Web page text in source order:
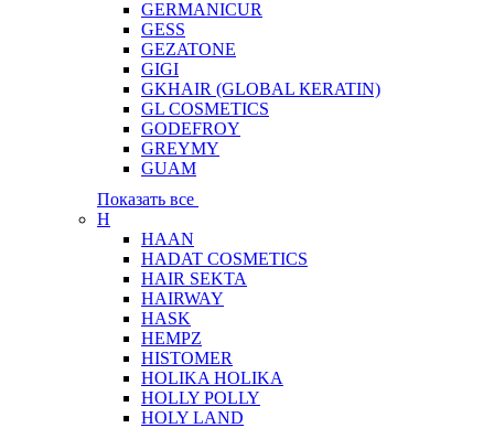
GERMANICUR
GESS
GEZATONE
GIGI
GKHAIR (GLOBAL КЕRATIN)
GL COSMETICS
GODEFROY
GREYMY
GUAM
Показать все
H
HAAN
HADAT COSMETICS
HAIR SEKTA
HAIRWAY
HASK
HEMPZ
HISTOMER
HOLIKA HOLIKA
HOLLY POLLY
HOLY LAND